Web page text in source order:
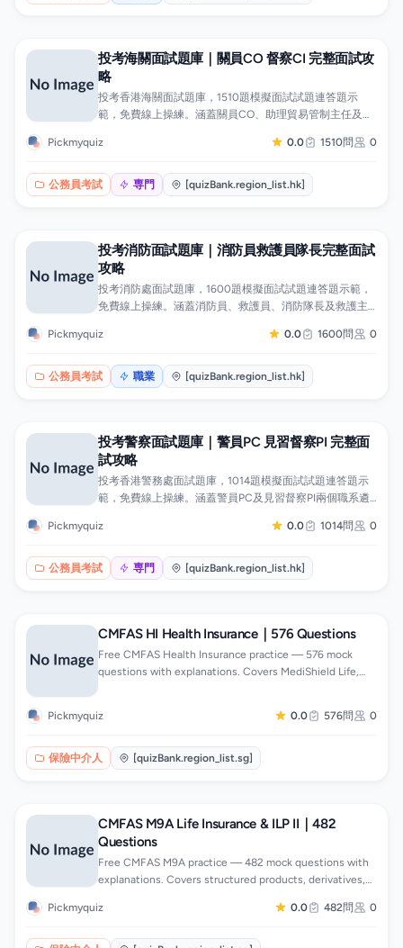
投考海關面試題庫｜關員CO 督察CI 完整面試攻
略
投考香港海關面試題庫，1510題模擬面試試題連答題示
範，免費線上操練。涵蓋關員CO、助理貿易管制主任及督
時事議題、處境判斷、小組討論及香港海關部門職能知
類，可針對弱項專題操練，手機App隨時刷題。
Pickmyquiz 0.0 1510問 0
公務員考試 専門 [quizBank.region_list.hk]
投考消防面試題庫｜消防員救護員隊長完整面試
攻略
投考消防處面試題庫，1600題模擬面試試題連答題示範，
免費線上操練。涵蓋消防員、救護員、消防隊長及救護主
事議題、處境判斷、壓力問題、小組討論及部門知識，每
對弱項專題操練，手機App隨時刷題。
Pickmyquiz 0.0 1600問 0
公務員考試 職業 [quizBank.region_list.hk]
投考警察面試題庫｜警員PC 見習督察PI 完整面
試攻略
投考香港警務處面試題庫，1014題模擬面試試題連答題示
範，免費線上操練。涵蓋警員PC及見習督察PI兩個職系遴
判斷、壓力問題、小組討論及警隊架構與紀律部隊知識，
針對弱項專題操練，手機App隨時刷題。
Pickmyquiz 0.0 1014問 0
公務員考試 専門 [quizBank.region_list.hk]
CMFAS HI Health Insurance｜576 Questions
Free CMFAS Health Insurance practice — 576 mock
questions with explanations. Covers MediShield Life,
Pickmyquiz 0.0 576問 0
保險中介人 [quizBank.region_list.sg]
CMFAS M9A Life Insurance & ILP II｜482
Questions
Free CMFAS M9A practice — 482 mock questions with
explanations. Covers structured products, derivatives,
Pickmyquiz
0.0 482問 0